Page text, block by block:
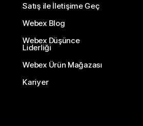
Satış ile İletişime Geç
Webex Blog
Webex Düşünce
Liderliği
Webex Ürün Mağazası
Kariyer